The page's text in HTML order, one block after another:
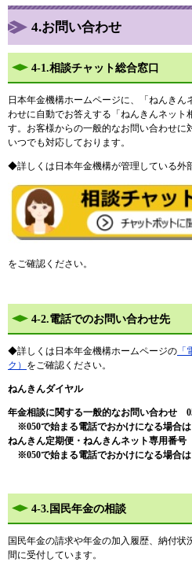
4.お問い合わせ
4-1.相談チャット総合窓口
日本年金機構ホームページに、「ねんき
わせに自動でお答えする「ねんきんネット
す。お客様からの一般的なお問い合わせに
いつでも対応しております。
◆詳しくは日本年金機構が管理している外
をご確認ください。
4-2.電話でのお問い合わせ先
◆詳しくは​日本年金機構ホームページの
ク） をご確認ください。
ねんきんダイヤル
年金相談に関する一般的なお問い合わせ
※050で始まる電話でおかけになる場合
ねんきん定期便・ねんきんネット専用番号
※050で始まる電話でおかけになる場合は
4-3.国民年金の相談
国民年金の請求や年金の加入履歴、納付
間に受付しています。